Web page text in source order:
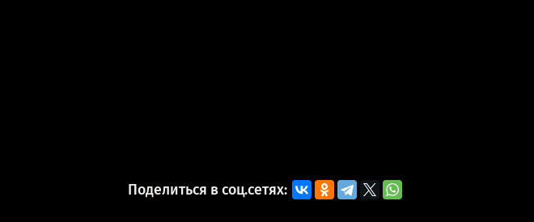
Поделиться в соц.сетях: